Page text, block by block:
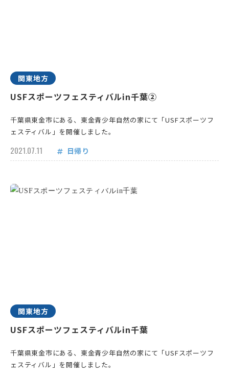
関東地方
USFスポーツフェスティバルin千葉②
千葉県東金市にある、東金青少年自然の家にて「USFスポーツフ
ェスティバル」を開催しました。
2021.07.11 日帰り
関東地方
USFスポーツフェスティバルin千葉
千葉県東金市にある、東金青少年自然の家にて「USFスポーツフ
ェスティバル」を開催しました。